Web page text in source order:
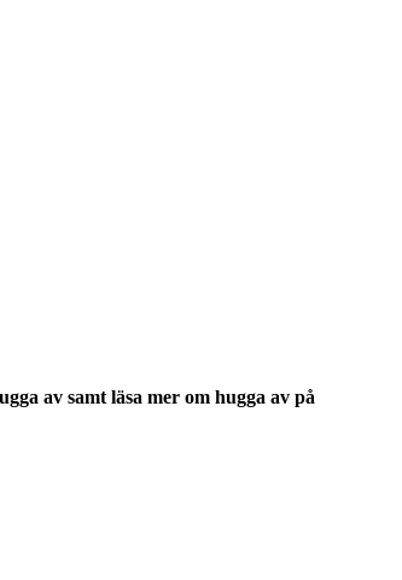
av samt läsa mer om hugga av på